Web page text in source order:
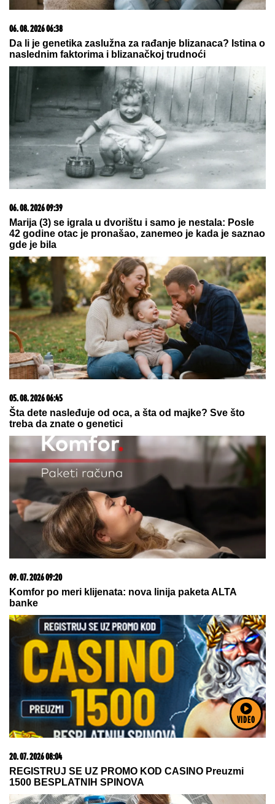
VIDEO
VELIKA GOSPOJINAove godine
pravila proslavljanja Bogorodičinog
praznika, ali OVAJ DETALJ MENJA
SVE
"ZAPLAČEM KADA MI JE TEŠKO"
Mina Kostić se nakon izlaska iz
"Laze" ne odvaja od Kaspera: On joj
se sada obratio emotivnim rečima
(VIDEO) ŠOK OBRT NAKON BURNOG SUSRETA SA
MILICOM NA ADI BOJANITerza video Barbaru! Dva
puta pričali, a onda ga pozvala: "Upisaću se kao
otac"